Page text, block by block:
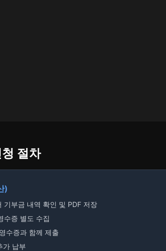
절차
)
부금 내역 확인 및 PDF 저장
증 별도 수집
수증과 함께 제출
납부